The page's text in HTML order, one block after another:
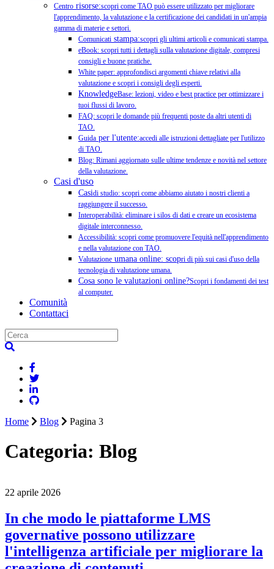
Centro risorse:scopri come TAO può essere utilizzato per migliorare
l'apprendimento, la valutazione e la certificazione dei candidati in un'ampia
gamma di materie e settori.
Comunicati stampa:scopri gli ultimi articoli e comunicati stampa.
eBook: scopri tutti i dettagli sulla valutazione digitale, compresi
consigli e buone pratiche.
White paper: approfondisci argomenti chiave relativi alla
valutazione e scopri i consigli degli esperti.
KnowledgeBase: lezioni, video e best practice per ottimizzare i
tuoi flussi di lavoro.
FAQ: scopri le domande più frequenti poste da altri utenti di
TAO.
Guida per l'utente:accedi alle istruzioni dettagliate per l'utilizzo
di TAO.
Blog: Rimani aggiornato sulle ultime tendenze e novità nel settore
della valutazione.
Casi d'uso
Casidi studio: scopri come abbiamo aiutato i nostri clienti a
raggiungere il successo.
Interoperabilità: eliminare i silos di dati e creare un ecosistema
digitale interconnesso.
Accessibilità: scopri come promuovere l'equità nell'apprendimento
e nella valutazione con TAO.
Valutazione umana online: scopri di più sui casi d'uso della
tecnologia di valutazione umana.
Cosa sono le valutazioni online?Scopri i fondamenti dei test
al computer.
Comunità
Contattaci
Home Blog Pagina 3
Categoria: Blog
22 aprile 2026
In che modo le piattaforme LMS
governative possono utilizzare
l'intelligenza artificiale per migliorare la